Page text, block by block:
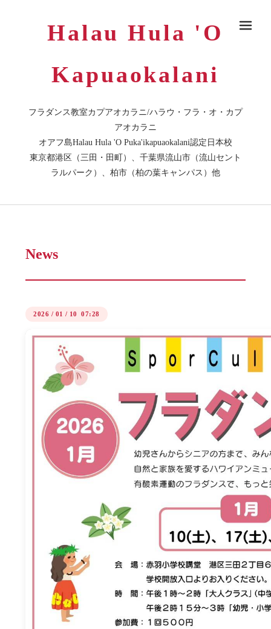
Halau Hula 'O
Kapuaokalani
フラダンス教室カプアオカラニ/ハラウ・フラ・オ・カプ
アオカラニ
オアフ島Halau Hula 'O Puka'ikapuaokalani認定日本校
東京都港区（三田・田町）、千葉県流山市（流山セント
ラルパーク）、柏市（柏の葉キャンパス）他
News
2026 / 01 / 10 07:28